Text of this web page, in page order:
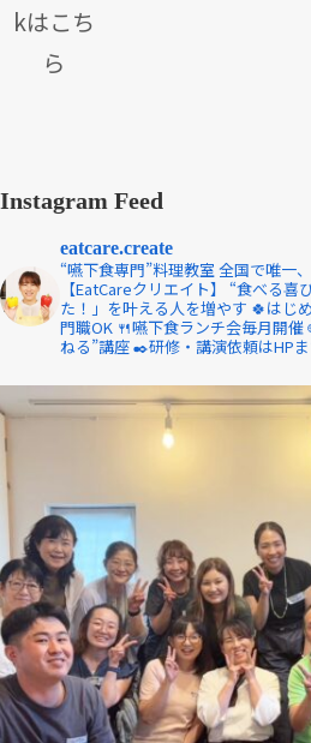
kはこち
ら
Instagram Feed
eatcare.create
“嚥下食専門”料理教室全国で唯一
【EatCareクリエイト】 “食べる喜
た！」を叶える人を増やす 🍀はじ
門職OK 🍴嚥下食ランチ会毎月開催
ねる”講座✒️研修・講演依頼はHP